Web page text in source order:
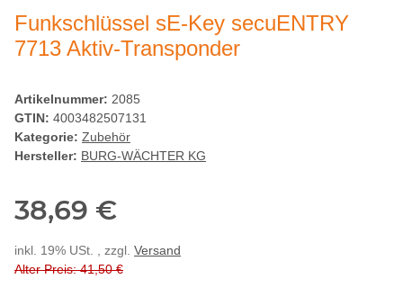
Funkschlüssel sE-Key secuENTRY
7713 Aktiv-Transponder
Artikelnummer: 2085
GTIN: 4003482507131
Kategorie: Zubehör
Hersteller: BURG-WÄCHTER KG
38,69 €
inkl. 19% USt. , zzgl. Versand
Alter Preis: 41,50 €